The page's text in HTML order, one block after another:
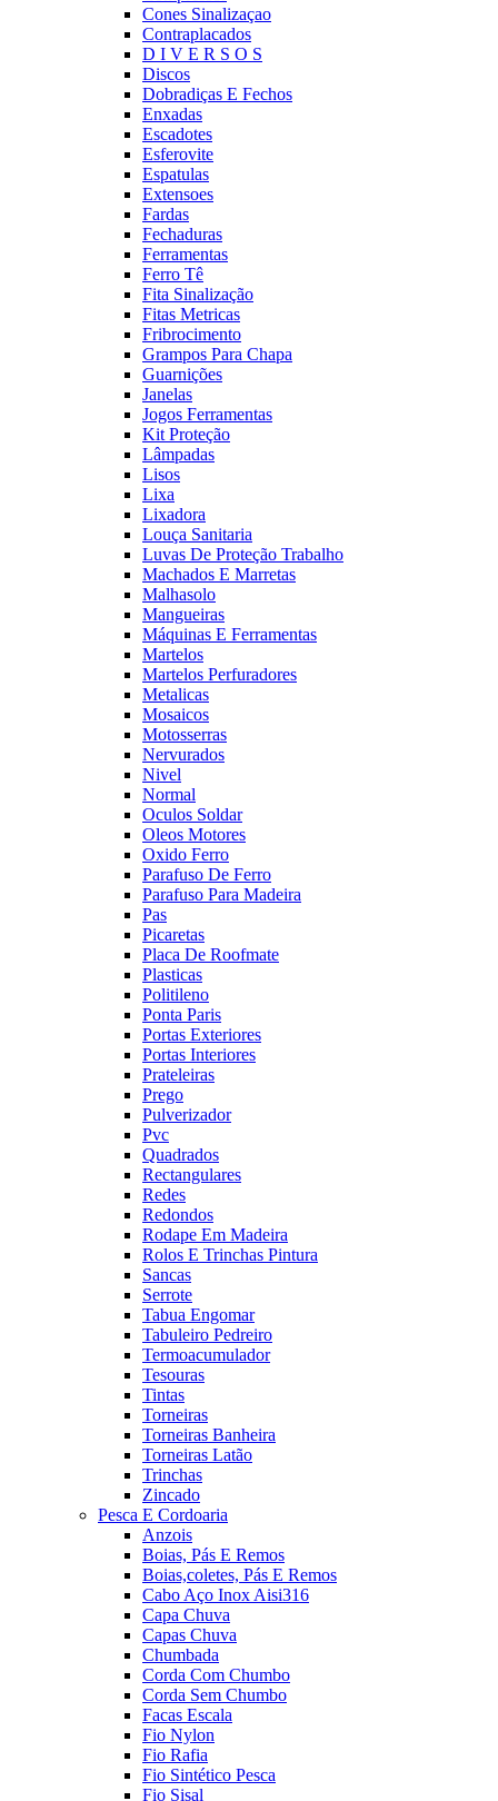
Cones Sinalizaçao
Contraplacados
D I V E R S O S
Discos
Dobradiças E Fechos
Enxadas
Escadotes
Esferovite
Espatulas
Extensoes
Fardas
Fechaduras
Ferramentas
Ferro Tê
Fita Sinalização
Fitas Metricas
Fribrocimento
Grampos Para Chapa
Guarnições
Janelas
Jogos Ferramentas
Kit Proteção
Lâmpadas
Lisos
Lixa
Lixadora
Louça Sanitaria
Luvas De Proteção Trabalho
Machados E Marretas
Malhasolo
Mangueiras
Máquinas E Ferramentas
Martelos
Martelos Perfuradores
Metalicas
Mosaicos
Motosserras
Nervurados
Nivel
Normal
Oculos Soldar
Oleos Motores
Oxido Ferro
Parafuso De Ferro
Parafuso Para Madeira
Pas
Picaretas
Placa De Roofmate
Plasticas
Politileno
Ponta Paris
Portas Exteriores
Portas Interiores
Prateleiras
Prego
Pulverizador
Pvc
Quadrados
Rectangulares
Redes
Redondos
Rodape Em Madeira
Rolos E Trinchas Pintura
Sancas
Serrote
Tabua Engomar
Tabuleiro Pedreiro
Termoacumulador
Tesouras
Tintas
Torneiras
Torneiras Banheira
Torneiras Latão
Trinchas
Zincado
Pesca E Cordoaria
Anzois
Boias, Pás E Remos
Boias,coletes, Pás E Remos
Cabo Aço Inox Aisi316
Capa Chuva
Capas Chuva
Chumbada
Corda Com Chumbo
Corda Sem Chumbo
Facas Escala
Fio Nylon
Fio Rafia
Fio Sintético Pesca
Fio Sisal